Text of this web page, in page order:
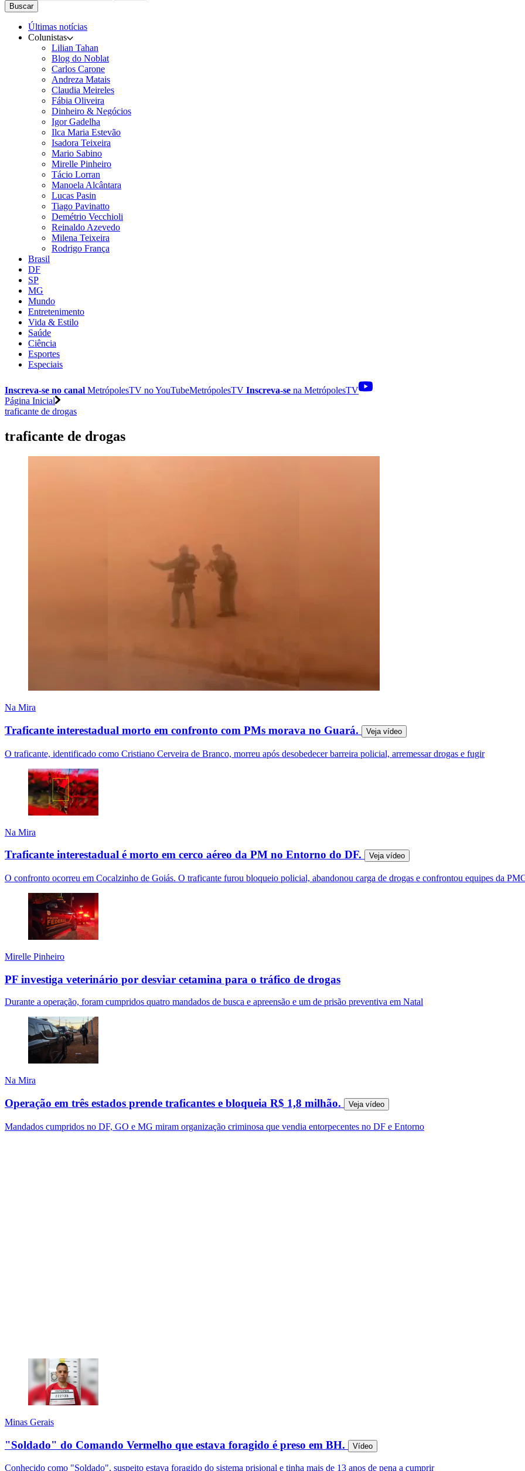
Buscar
Últimas notícias
Colunistas
Lilian Tahan
Blog do Noblat
Carlos Carone
Andreza Matais
Claudia Meireles
Fábia Oliveira
Dinheiro & Negócios
Igor Gadelha
Ilca Maria Estevão
Isadora Teixeira
Mario Sabino
Mirelle Pinheiro
Tácio Lorran
Manoela Alcântara
Lucas Pasin
Tiago Pavinatto
Demétrio Vecchioli
Reinaldo Azevedo
Milena Teixeira
Rodrigo França
Brasil
DF
SP
MG
Mundo
Entretenimento
Vida & Estilo
Saúde
Ciência
Esportes
Especiais
Inscreva-se no canal MetrópolesTV noYouTubeMetrópolesTV Inscreva-se na MetrópolesTV
Página Inicial
traficante de drogas
traficante de drogas
Na Mira
Traficante interestadual morto em confronto com PMs morava no Guará. Veja vídeo
O traficante, identificado como Cristiano Cerveira de Branco, morreu após desobedecer barreira policial, arremessar drogas e fugir
Na Mira
Traficante interestadual é morto em cerco aéreo da PM no Entorno do DF. Veja vídeo
O confronto ocorreu em Cocalzinho de Goiás. O traficante furou bloqueio policial, abandonou carga de drogas e confrontou equipes da
Mirelle Pinheiro
PF investiga veterinário por desviar cetamina para o tráfico de drogas
Durante a operação, foram cumpridos quatro mandados de busca e apreensão e um de prisão preventiva em Natal
Na Mira
Operação em três estados prende traficantes e bloqueia R$ 1,8 milhão. Veja vídeo
Mandados cumpridos no DF, GO e MG miram organização criminosa que vendia entorpecentes no DF e Entorno
Minas Gerais
"Soldado" do Comando Vermelho que estava foragido é preso em BH. Vídeo
Conhecido como "Soldado", suspeito estava foragido do sistema prisional e tinha mais de 13 anos de pena a cumprir